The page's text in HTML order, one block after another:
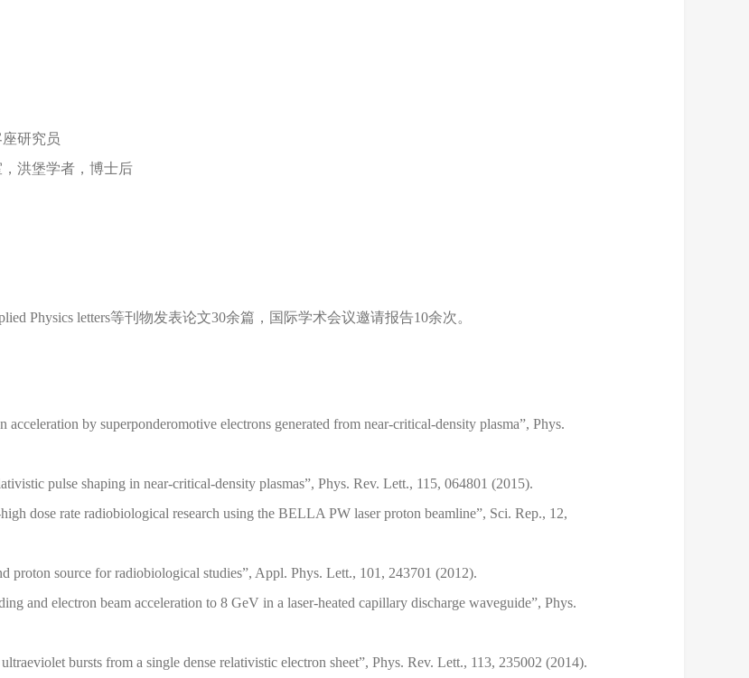
研究员
洪堡学者，博士后
Physics letters等刊物发表论文30余篇，国际学术会议邀请报告10余次。
acceleration by superponderomotive electrons generated from near-critical-density plasma”, Phys.
pulse shaping in near-critical-density plasmas”, Phys. Rev. Lett., 115, 064801 (2015).
dose rate radiobiological research using the BELLA PW laser proton beamline”, Sci. Rep., 12,
proton source for radiobiological studies”, Appl. Phys. Lett., 101, 243701 (2012).
and electron beam acceleration to 8 GeV in a laser-heated capillary discharge waveguide”, Phys.
bursts from a single dense relativistic electron sheet”, Phys. Rev. Lett., 113, 235002 (2014).